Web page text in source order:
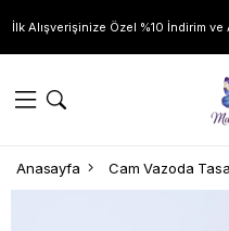
İlk Alışverişinize Özel %10 İndirim
Anasayfa Cam Vazoda